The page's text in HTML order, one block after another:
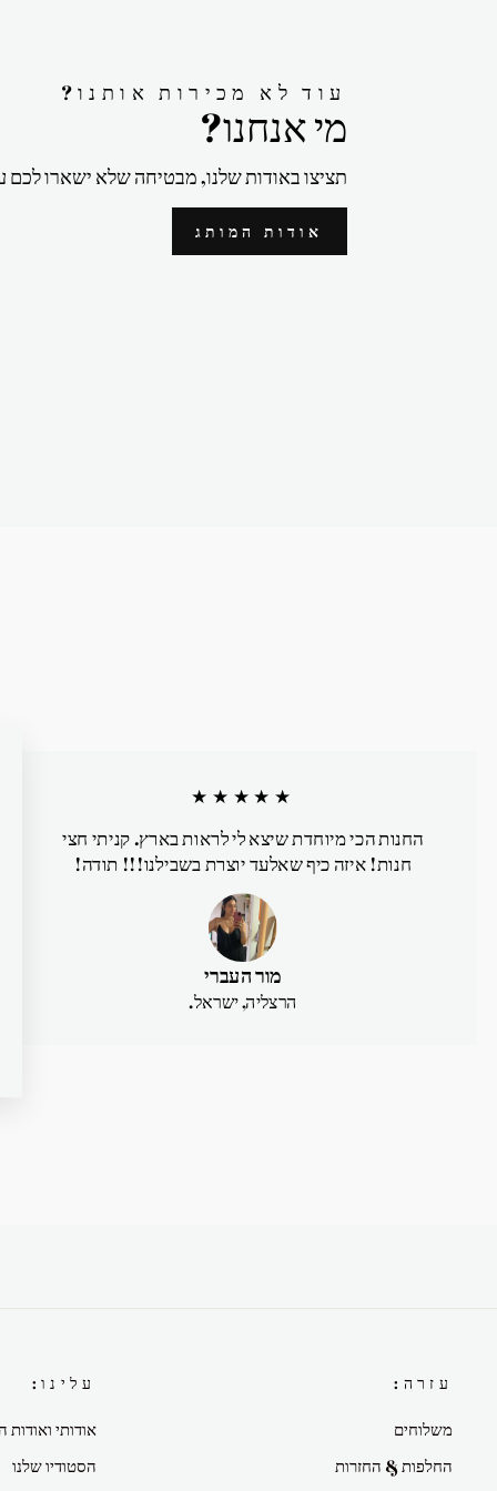
?עוד לא מכירות אותנו
?מי אנחנו
תציצו באודות שלנו, מבטיחה שלא ישארו לכם
אודות המותג
★★★★★
החנות הכי מיוחדת שיצא לי לראות בארץ. קניתי חצי
חנות! איזה כיף שאלעד יוצרת בשבילנו!!! תודה!
מור העברי
הרצליה, ישראל.
עזרה:
משלוחים
החלפות & החזרות
עלינו:
אודותי ואודות
הסטודיו שלנו